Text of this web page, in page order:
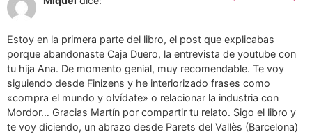
Estoy en la primera parte del libro, el post que explicabas
porque abandonaste Caja Duero, la entrevista de youtube con
tu hija Ana. De momento genial, muy recomendable. Te voy
siguiendo desde Finizens y he interiorizado frases como
«compra el mundo y olvídate» o relacionar la industria con
Mordor… Gracias Martín por compartir tu relato. Sigo el libro y
te voy diciendo, un abrazo desde Parets del Vallès (Barcelona)